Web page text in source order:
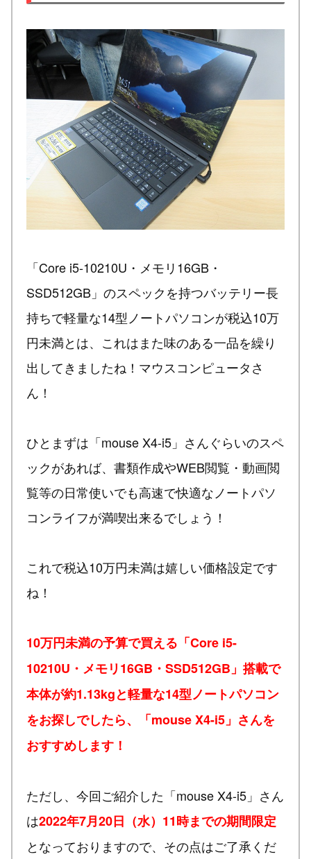
「Core i5-10210U・メモリ16GB・
SSD512GB」のスペックを持つバッテリー長
持ちで軽量な14型ノートパソコンが税込10万
円未満とは、これはまた味のある一品を繰り
出してきましたね！マウスコンピュータさ
ん！
ひとまずは「mouse X4-i5」さんぐらいのスペ
ックがあれば、書類作成やWEB閲覧・動画閲
覧等の日常使いでも高速で快適なノートパソ
コンライフが満喫出来るでしょう！
これで税込10万円未満は嬉しい価格設定です
ね！
10万円未満の予算で買える「Core i5-
10210U・メモリ16GB・SSD512GB」搭載で
本体が約1.13kgと軽量な14型ノートパソコン
をお探しでしたら、「mouse X4-i5」さんを
おすすめします！
ただし、今回ご紹介した「mouse X4-i5」さん
は2022年7月20日（水）11時までの期間限定
となっておりますので、その点はご了承くだ